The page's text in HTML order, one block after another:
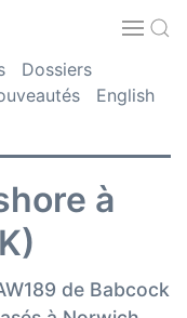
Dossiers
English
à
de Babcock